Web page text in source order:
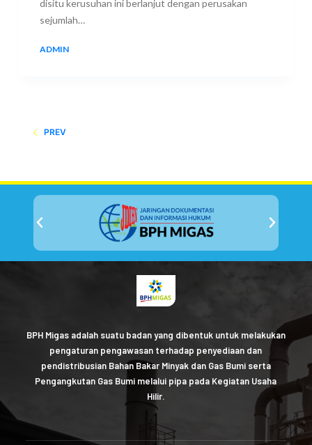
disitu kerusuhan ini berlanjut dengan perusakan
sejumlah…
ADMIN
PREV
BPH Migas adalah suatu badan yang dibentuk untuk melakukan
pengaturan pengawasan terhadap penyediaan dan
pendistribusian Bahan Bakar Minyak dan Gas Bumi serta
Pengangkutan Gas Bumi melalui pipa pada Kegiatan Usaha
Hilir.